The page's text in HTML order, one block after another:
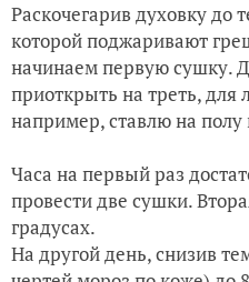
Раскочегарив духовку до
которой поджаривают
начинаем первую сушку.
приоткрыть на треть, для
например, ставлю на полу
Часа на первый раз
провести две сушки.
градусах.
На другой день, снизив